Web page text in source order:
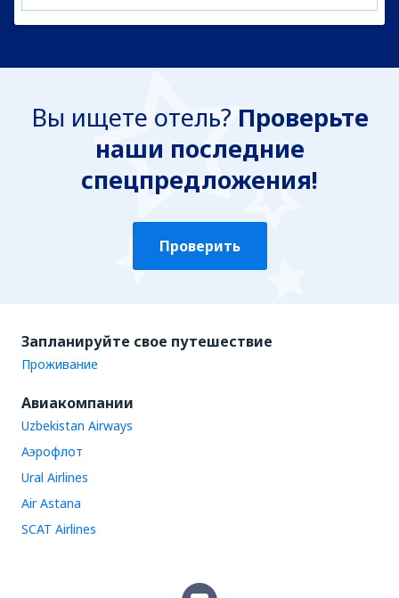
Вы ищете отель? Проверьте
наши последние
спецпредложения!
Проверить
Запланируйте свое путешествие
Проживание
Авиакомпании
Uzbekistan Airways
Аэрофлот
Ural Airlines
Air Astana
SCAT Airlines